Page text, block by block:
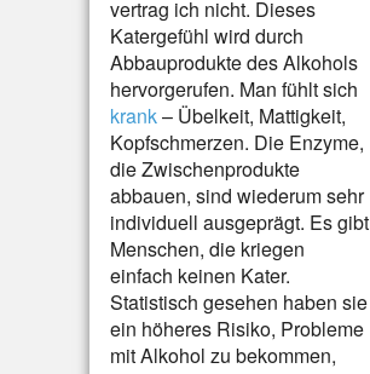
vertrag ich nicht. Dieses
Katergefühl wird durch
Abbauprodukte des Alkohols
hervorgerufen. Man fühlt sich
krank– Übelkeit, Mattigkeit,
Kopfschmerzen. Die Enzyme,
die Zwischenprodukte
abbauen, sind wiederum sehr
individuell ausgeprägt. Es gibt
Menschen, die kriegen
einfach keinen Kater.
Statistisch gesehen haben sie
ein höheres Risiko, Probleme
mit Alkohol zu bekommen,